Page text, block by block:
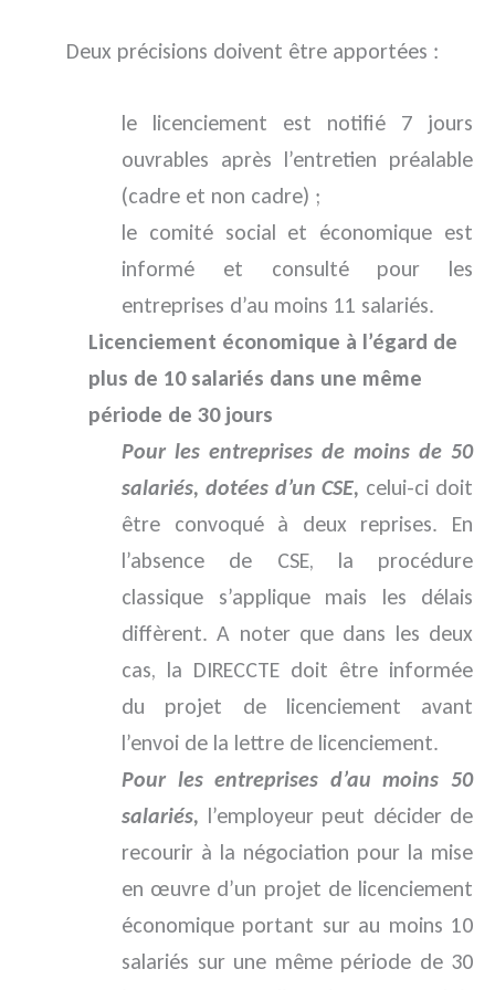
Deux précisions doivent être apportées :
le licenciement est notifié 7 jours
ouvrables après l’entretien préalable
(cadre et non cadre) ;
le comité social et économique est
informé et consulté pour les
entreprises d’au moins 11 salariés.
Licenciement économique à l’égard de
plus de 10 salariés dans une même
période de 30 jours
Pour les entreprises de moins de 50
salariés, dotées d’un CSE, celui-ci doit
être convoqué à deux reprises. En
l’absence de CSE, la procédure
classique s’applique mais les délais
diffèrent. A noter que dans les deux
cas, la DIRECCTE doit être informée
du projet de licenciement avant
l’envoi de la lettre de licenciement.
Pour les entreprises d’au moins 50
salariés, l’employeur peut décider de
recourir à la négociation pour la mise
en œuvre d’un projet de licenciement
économique portant sur au moins 10
salariés sur une même période de 30